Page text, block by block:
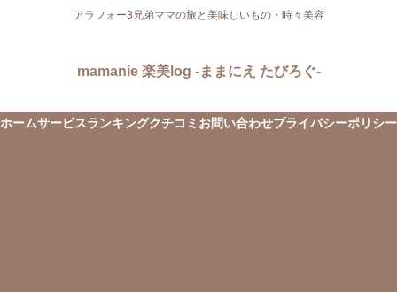
アラフォー3兄弟ママの旅と美味しいもの・時々美容
mamanie 楽美log -ままにえ たびろぐ-
ホームサービスランキングクチコミ お問い合わせプライバシーポリシー